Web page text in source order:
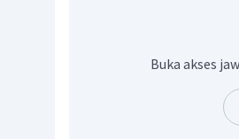
Jadi, himpunanBuka akses